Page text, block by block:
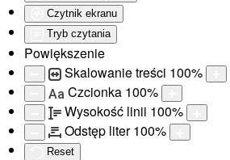
Czytnik ekranu
Tryb czytania
Powiększenie
Skalowanie treści 100%
Aa Czcionka 100%
Wysokość linii 100%
Odstęp liter100%
Reset